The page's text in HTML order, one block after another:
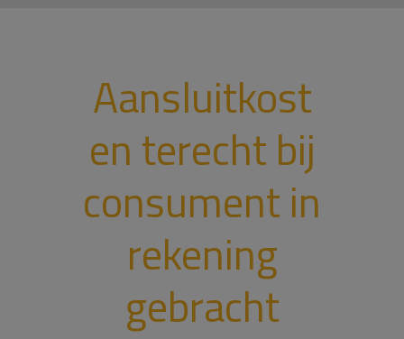
Aansluitkost
en terecht bij
consument in
rekening
gebracht